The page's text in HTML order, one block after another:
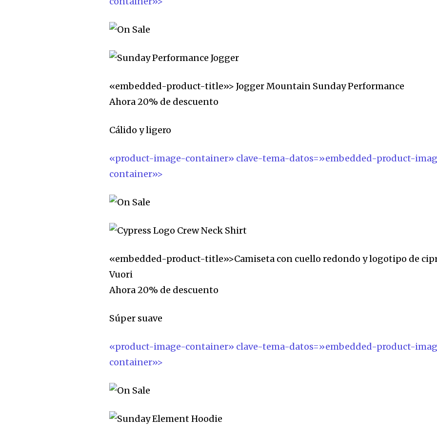
«embedded-product-title»> Jogger Mountain Sunday Performance
Ahora 20% de descuento
Cálido y ligero
«product-image-container» clave-tema-datos=»embedded-product-
container»>
«embedded-product-title»>Camiseta con cuello redondo y logotipo de
Vuori
Ahora 20% de descuento
Súper suave
«product-image-container» clave-tema-datos=»embedded-product-
container»>